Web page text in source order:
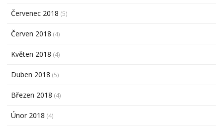
Červenec 2018 (5)
Červen 2018 (4)
Květen 2018 (4)
Duben 2018 (5)
Březen 2018 (4)
Únor 2018 (4)